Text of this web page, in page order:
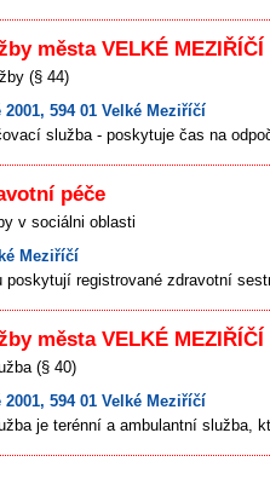
města VELKÉ MEZIŘÍČÍ
(§ 44)
594 01 Velké Meziříčí
služba - poskytuje čas na
péče
v sociálni oblasti
Meziříčí
poskytují registrované zdravotní
města VELKÉ MEZIŘÍČÍ
(§ 40)
594 01 Velké Meziříčí
je terénní a ambulantní služba,